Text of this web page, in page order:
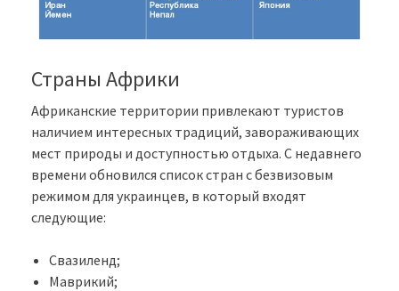
Страны Африки
Африканские территории привлекают туристов
наличием интересных традиций, завораживающих
мест природы и доступностью отдыха. С недавнего
времени обновился список стран с безвизовым
режимом для украинцев, в который входят
следующие:
Свазиленд;
Маврикий;